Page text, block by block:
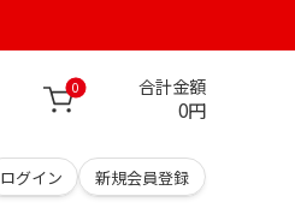
0 合計金額
0円
ログイン 新規会員登録